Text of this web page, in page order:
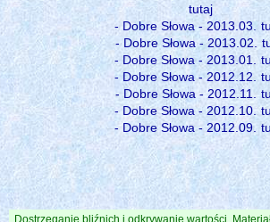
tutaj
- Dobre Słowa - 2013.03.
- Dobre Słowa - 2013.02.
- Dobre Słowa - 2013.01.
- Dobre Słowa - 2012.12.
- Dobre Słowa - 2012.11.
- Dobre Słowa - 2012.10.
- Dobre Słowa - 2012.09.
Dostrzeganie bliźnich i odkrywanie wartości.